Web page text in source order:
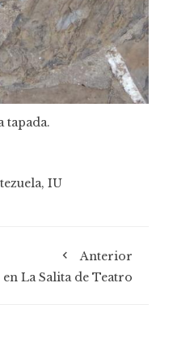
tapada.
, IU
Anterior
La Salita de Teatro